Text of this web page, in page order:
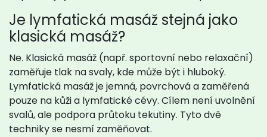
Je lymfatická masáž stejná jako
klasická masáž?
Ne. Klasická masáž (např. sportovní nebo relaxační)
zaměřuje tlak na svaly, kde může být i hluboký.
Lymfatická masáž je jemná, povrchová a zaměřená
pouze na kůži a lymfatické cévy. Cílem není uvolnění
svalů, ale podpora průtoku tekutiny. Tyto dvě
techniky se nesmí zaměňovat.